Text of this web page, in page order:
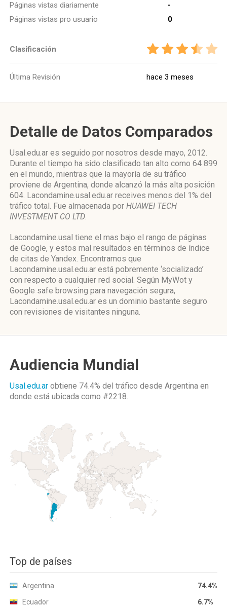
Páginas vistas diariamente
-
Páginas vistas pro usuario
0
Clasificación
Última Revisión hace 3 meses
Detalle de Datos Comparados
Usal.edu.ar es seguido por nosotros desde mayo, 2012.
Durante el tiempo ha sido clasificado tan alto como 64 899
en el mundo, mientras que la mayoría de su tráfico
proviene de Argentina, donde alcanzó la más alta posición
604. Lacondamine.usal.edu.ar receives menos del 1% del
tráfico total. Fue almacenada por HUAWEI TECH
INVESTMENT CO LTD.
Lacondamine.usal tiene el mas bajo el rango de páginas
de Google, y estos mal resultados en términos de índice
de citas de Yandex. Encontramos que
Lacondamine.usal.edu.ar está pobremente ‘socializado’
con respecto a cualquier red social. Según MyWot y
Google safe browsing para navegación segura,
Lacondamine.usal.edu.ar es un dominio bastante seguro
con revisiones de visitantes ninguna.
Audiencia Mundial
Usal.edu.ar obtiene 74.4% del tráfico desde Argentina en
donde está ubicada como #2218.
Top de países
Argentina
74.4%
Ecuador
6.7%